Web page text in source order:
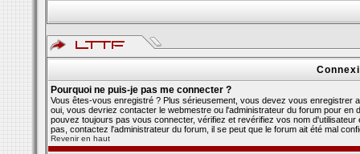
Pourquoi ne puis-je pas me connecter ?
Vous êtes-vous enregistré ? Plus sérieusement, vous devez vous enregistrer
oui, vous devriez contacter le webmestre ou l'administrateur du forum pour
pouvez toujours pas vous connecter, vérifiez et revérifiez vos nom
pas, contactez l'administrateur du forum, il se peut que le forum ait été mal
Revenir en haut